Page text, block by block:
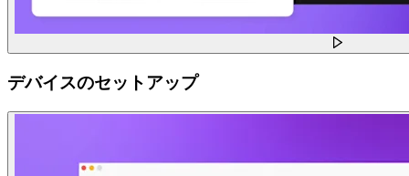
デバイスのセットアップ